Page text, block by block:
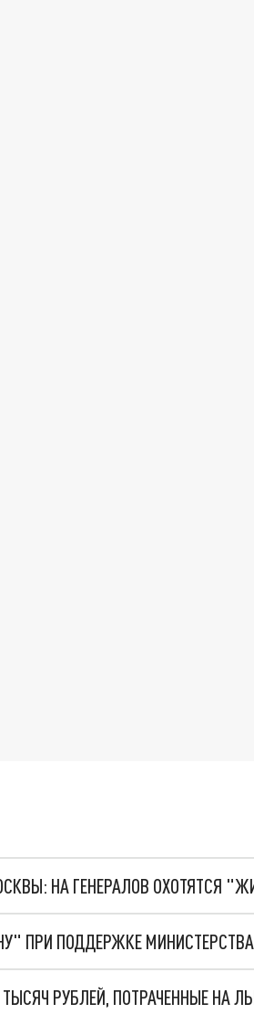
НА ГЕНЕРАЛОВ ОХОТЯТСЯ